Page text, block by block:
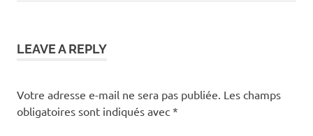
LEAVE A REPLY
Votre adresse e-mail ne sera pas publiée. Les champs
obligatoires sont indiqués avec *